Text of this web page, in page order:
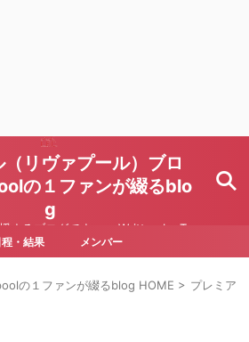
（リヴァプール）ブロ
の１ファンが綴るblo
g
援するブログです Written by To
ru Yoda
・結果 メンバー
の１ファンが綴るblog HOME > プレミア